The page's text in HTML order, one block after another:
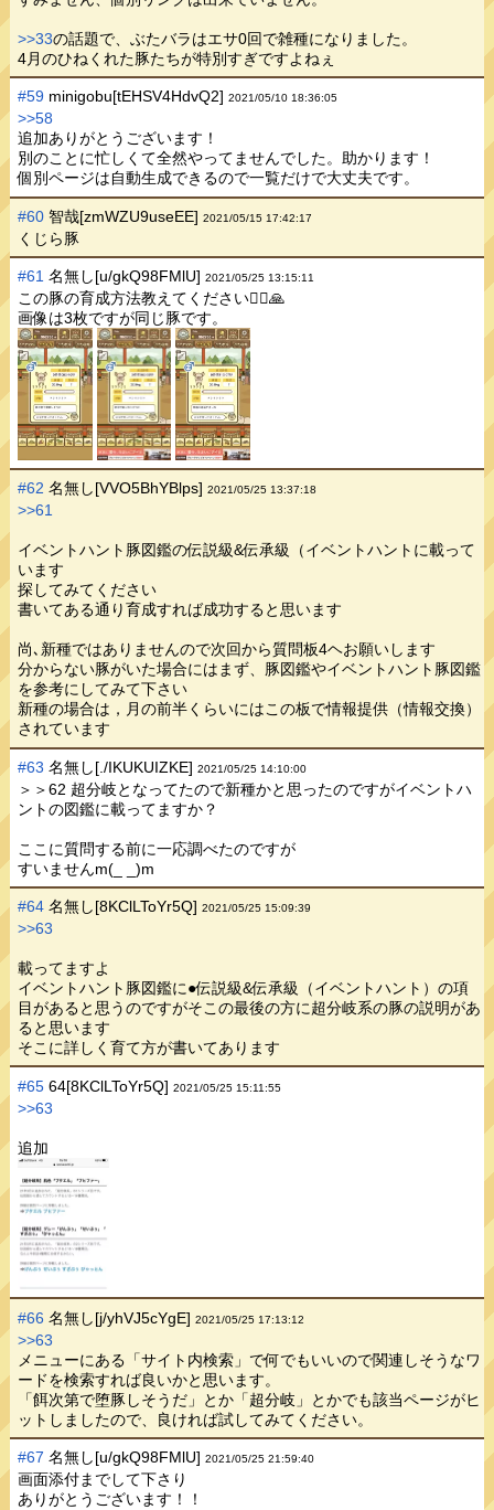
>>33の話題で、ぶたバラはエサ0回で雑種になりました。
4月のひねくれた豚たちが特別すぎですよねぇ
#59 minigobu[tEHSV4HdvQ2]2021/05/10 18:36:05
>>58
追加ありがとうございます！
別のことに忙しくて全然やってませんでした。助かります！
個別ページは自動生成できるので一覧だけで大丈夫です。
#60 智哉[zmWZU9useEE]2021/05/15 17:42:17
くじら豚
#61 名無し[u/gkQ98FMlU]2021/05/25 13:15:11
この豚の育成方法教えてください🙇‍♀️🙏
画像は3枚ですが同じ豚です。
#62 名無し[VVO5BhYBlps]2021/05/25 13:37:18
>>61
イベントハント豚図鑑の伝説級&伝承級（イベントハントに載って
います
探してみてください
書いてある通り育成すれば成功すると思います
尚､新種ではありませんので次回から質問板4ヘお願いします
分からない豚がいた場合にはまず、豚図鑑やイベントハント豚図鑑
を参考にしてみて下さい
新種の場合は，月の前半くらいにはこの板で情報提供（情報交換）
されています
#63 名無し[./IKUKUIZKE]2021/05/25 14:10:00
＞＞62 超分岐となってたので新種かと思ったのですがイベントハ
ントの図鑑に載ってますか？
ここに質問する前に一応調べたのですが
すいませんm(_ _)m
#64 名無し[8KClLToYr5Q]2021/05/25 15:09:39
>>63
載ってますよ
イベントハント豚図鑑に●伝説級&伝承級（イベントハント）の項
目があると思うのですがそこの最後の方に超分岐系の豚の説明があ
ると思います
そこに詳しく育て方が書いてあります
#65 64[8KClLToYr5Q]2021/05/25 15:11:55
>>63
追加
#66 名無し[j/yhVJ5cYgE]2021/05/25 17:13:12
>>63
メニューにある「サイト内検索」で何でもいいので関連しそうなワ
ードを検索すれば良いかと思います。
「餌次第で堕豚しそうだ」とか「超分岐」とかでも該当ページがヒ
ットしましたので、良ければ試してみてください。
#67 名無し[u/gkQ98FMlU]2021/05/25 21:59:40
画面添付までして下さり
ありがとうございます！！